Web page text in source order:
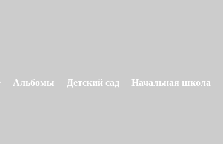
Альбомы
Детский сад Начальная школа